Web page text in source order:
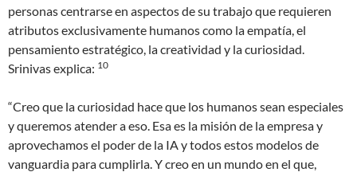
personas centrarse en aspectos de su trabajo que requieren
atributos exclusivamente humanos como la empatía, el
pensamiento estratégico, la creatividad y la curiosidad.
Srinivas explica: 10
“Creo que la curiosidad hace que los humanos sean especiales
y queremos atender a eso. Esa es la misión de la empresa y
aprovechamos el poder de la IA y todos estos modelos de
vanguardia para cumplirla. Y creo en un mundo en el que,